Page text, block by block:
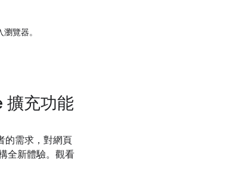
覽器。
擴充功能
的需求，對網頁
全新體驗。觀看